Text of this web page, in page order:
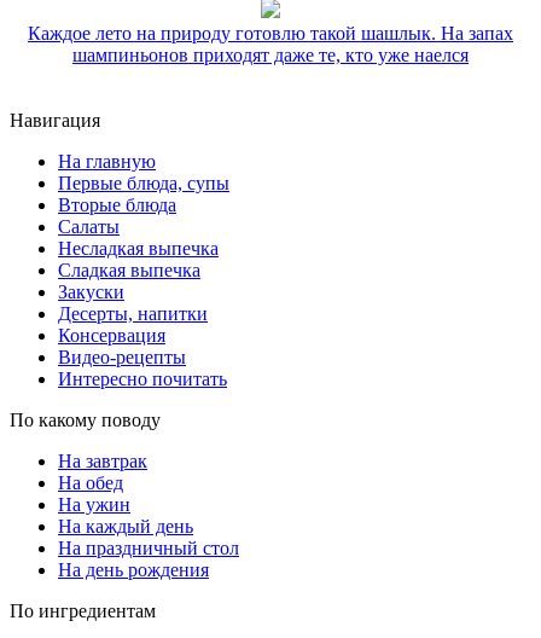
Каждое лето на природу готовлю такой шашлык. На запах
шампиньонов приходят даже те, кто уже наелся
Навигация
На главную
Первые блюда, супы
Вторые блюда
Салаты
Несладкая выпечка
Сладкая выпечка
Закуски
Десерты, напитки
Консервация
Видео-рецепты
Интересно почитать
По какому поводу
На завтрак
На обед
На ужин
На каждый день
На праздничный стол
На день рождения
По ингредиентам